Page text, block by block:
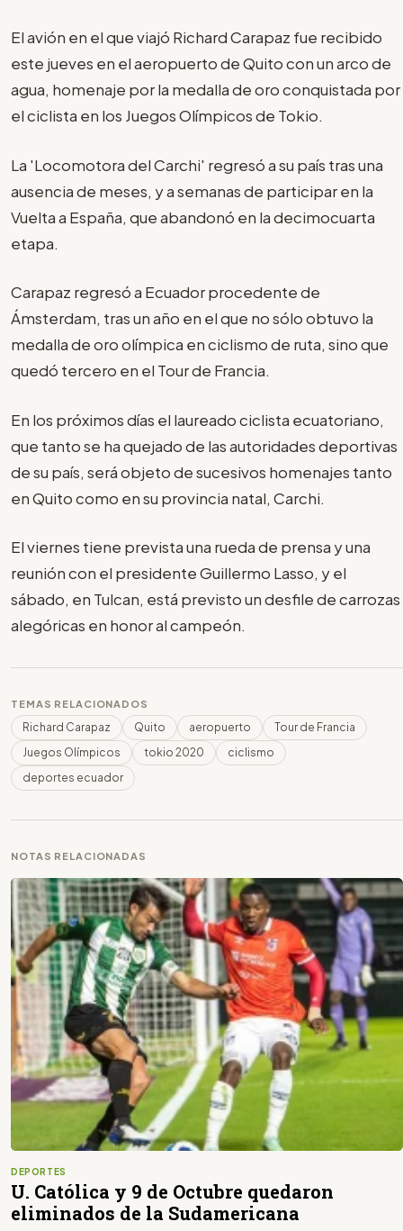
El avión en el que viajó Richard Carapaz fue recibido
este jueves en el aeropuerto de Quito con un arco de
agua, homenaje por la medalla de oro conquistada por
el ciclista en los Juegos Olímpicos de Tokio.
La 'Locomotora del Carchi' regresó a su país tras una
ausencia de meses, y a semanas de participar en la
Vuelta a España, que abandonó en la decimocuarta
etapa.
Carapaz regresó a Ecuador procedente de
Ámsterdam, tras un año en el que no sólo obtuvo la
medalla de oro olímpica en ciclismo de ruta, sino que
quedó tercero en el Tour de Francia.
En los próximos días el laureado ciclista ecuatoriano,
que tanto se ha quejado de las autoridades deportivas
de su país, será objeto de sucesivos homenajes tanto
en Quito como en su provincia natal, Carchi.
El viernes tiene prevista una rueda de prensa y una
reunión con el presidente Guillermo Lasso, y el
sábado, en Tulcan, está previsto un desfile de carrozas
alegóricas en honor al campeón.
TEMAS RELACIONADOS
Richard Carapaz Quito aeropuerto
Tour de Francia
Juegos Olímpicos
tokio 2020
ciclismo
deportes ecuador
NOTAS RELACIONADAS
DEPORTES
U. Católica y 9 de Octubre quedaron
eliminados de la Sudamericana